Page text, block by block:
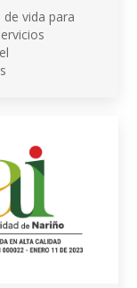
vida para